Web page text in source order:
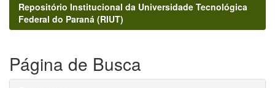
Repositório Institucional da Universidade Tecnológica
Federal do Paraná (RIUT)
Página de Busca